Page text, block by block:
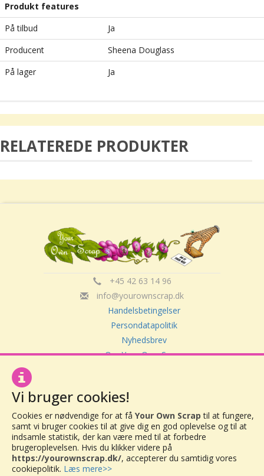
Produkt features
På tilbud
Ja
Producent
Sheena Douglass
På lager
Ja
RELATEREDE PRODUKTER
+45 42 63 14 96
info@yourownscrap.dk
Handelsbetingelser
Persondatapolitik
Nyhedsbrev
Om Your Own Scrap
Your Own Scrap
CVR: 30416082
Vor Frue Hovedgade 20
4000 Roskilde
Vi bruger cookies!
Cookies er nødvendige for at få Your Own Scrap til at fungere,
samt vi bruger cookies til at give dig en god oplevelse og til at
indsamle statistik, der kan være med til at forbedre
brugeroplevelsen. Hvis du klikker videre på
https://yourownscrap.dk/, accepterer du samtidig vores
cookiepolitik. Læs mere>>